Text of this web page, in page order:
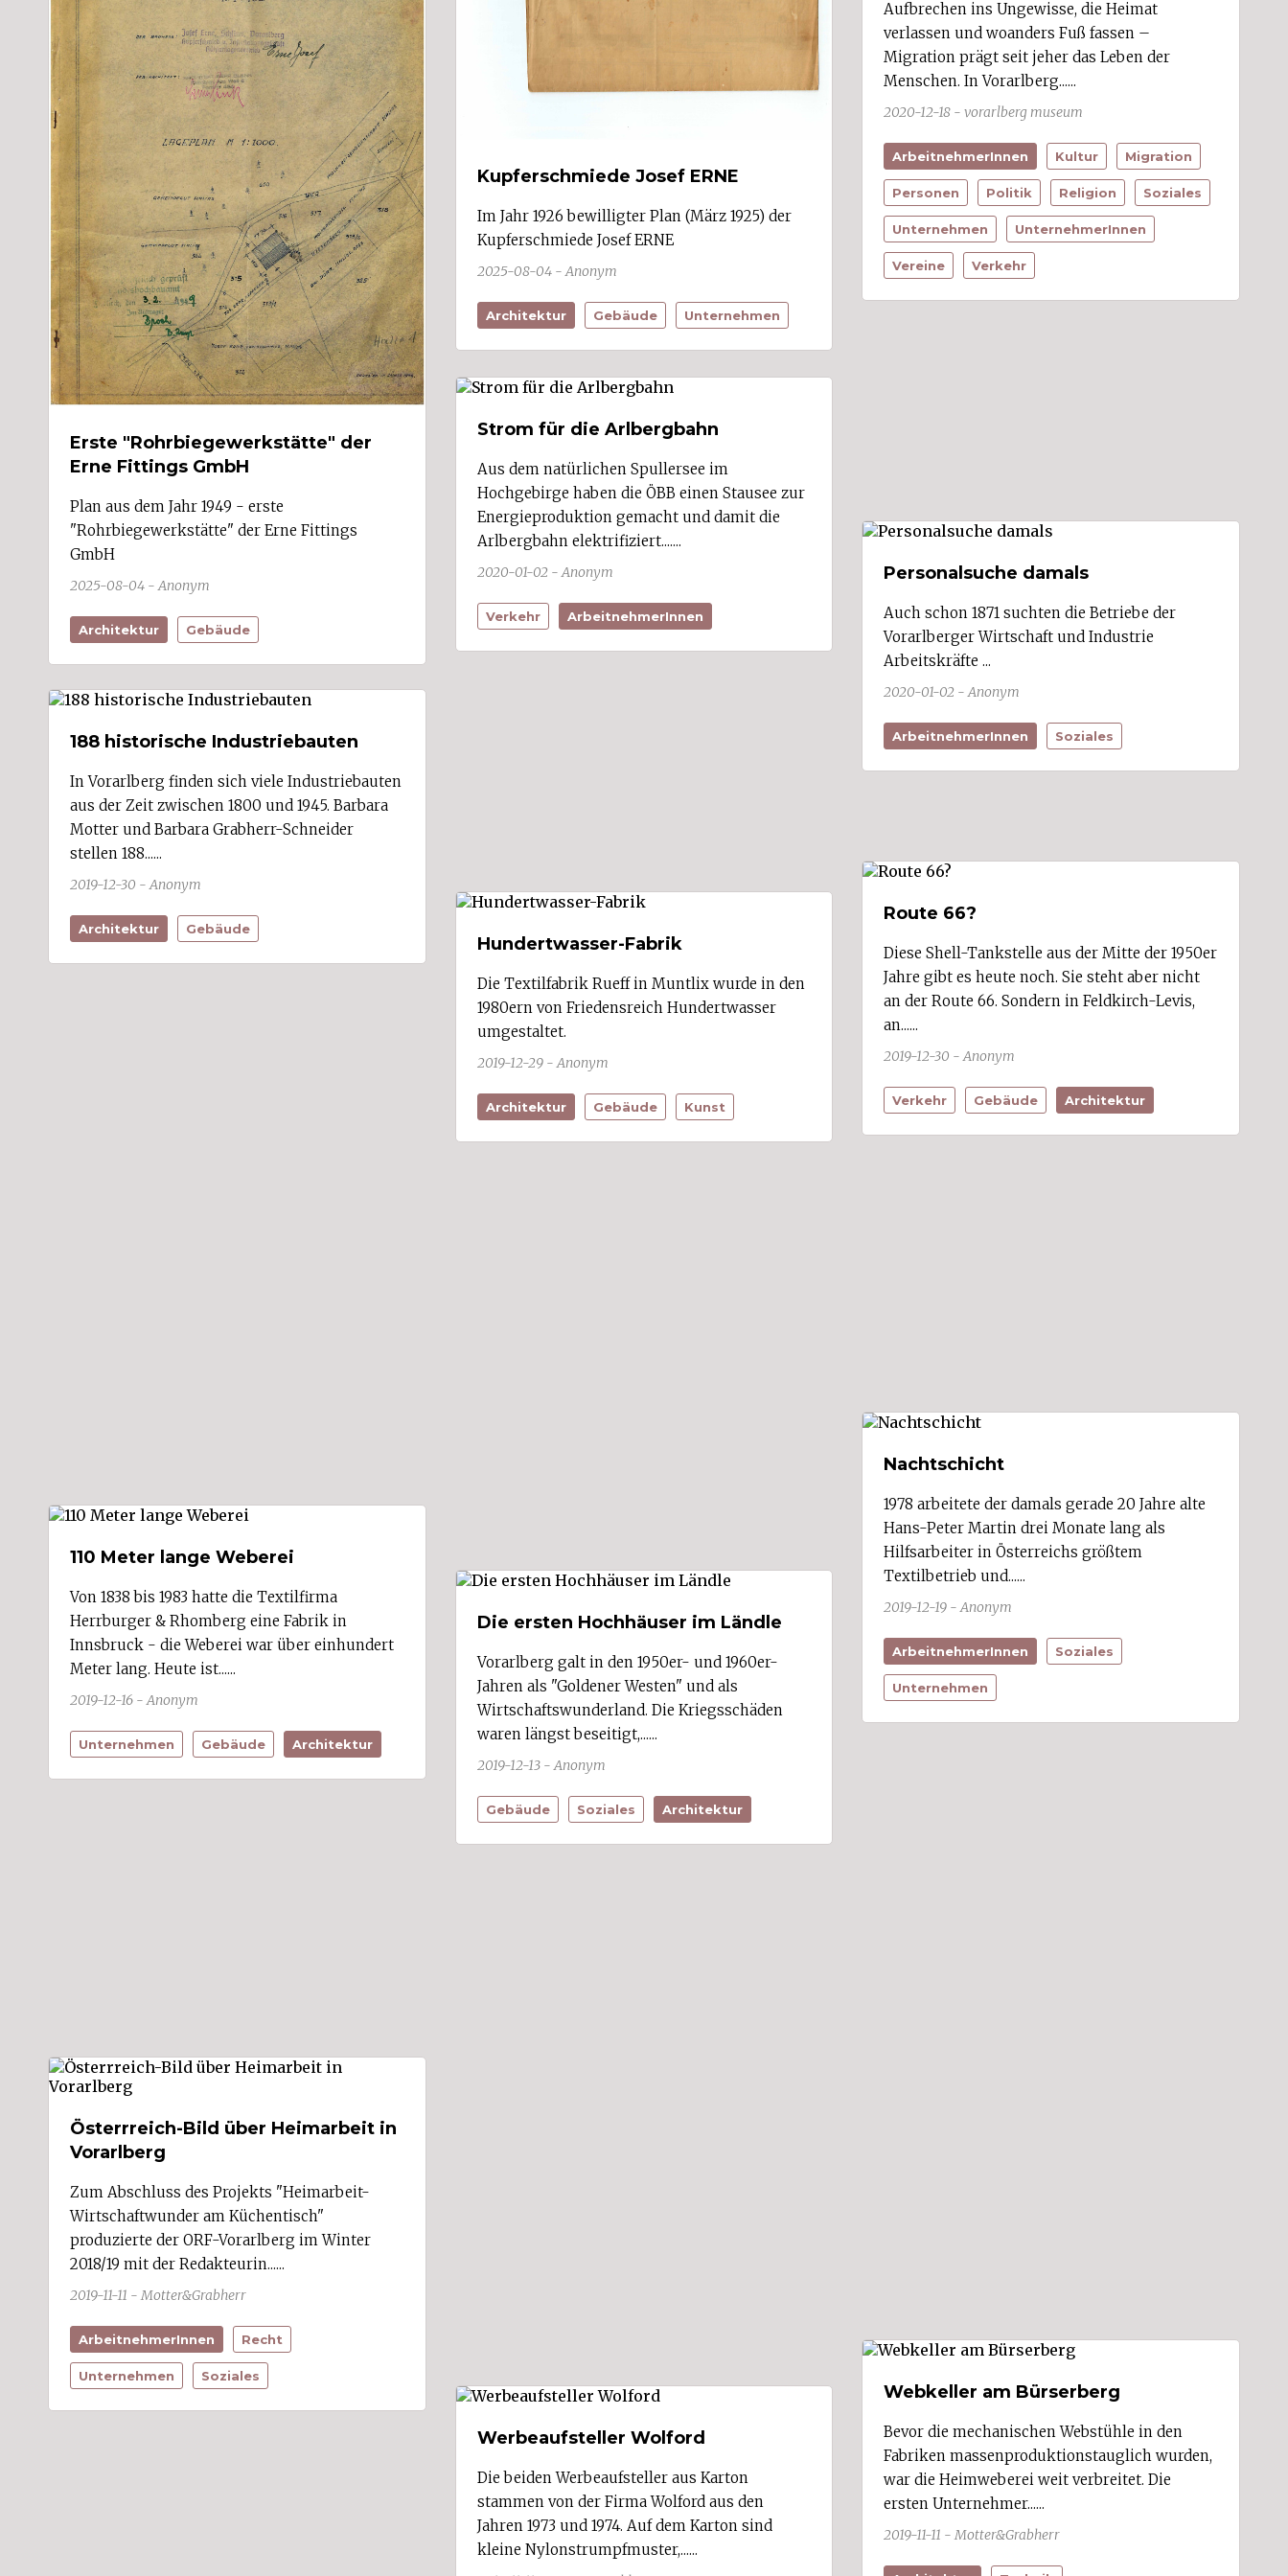
Finanzen/Versicherungen
Gastgewerbe/Fremdenverkehr (1)
Gesundheit/Körperpflege (2)
Glas (1)
Grafik/Werbung (2)
Handel (2)
Handwerk (2)
Haushalt
Holzverarbeitung
Kunst/Kultur
Kunststoff/Chemie
Land- und Forstwirtschaft (1)
Metall/Elektro/Elektronik (6)
Musik/Unterhaltung
Nahrungs- und Genussmittel (11)
öffentlicher Dienst
Papier/Bürobedarf
Politik (5)
Religion
Soziales (1)
Sport/Freizeit (3)
Stickerei (6)
Verkehr/Transport (5)
Wirtschaftsdienste (4)
Arlbergregion (5)
Brandnertal (6)
Bregenzerwald (14)
Kleinwalsertal (9)
Laternsertal (5)
Leiblachtal (8)
Montafon (17)
Rheintal (154)
Walgau (53)
Alberschwende (1)
Altach (1)
Andelsbuch (1)
Bartholomäberg (2)
Bezau (1)
Bludenz (14)
Bludesch (4)
Brand (1)
Innerbraz
Kennelbach (3)
Klösterle
Krumbach
Langen bei Bregenz
Langenegg
Laterns
Lauterach (4)
Lech (1)
Lingenau
Lochau (2)
Lorüns (1)
Sankt Anton im Montafon
Sankt Gallenkirch
Sankt Gerold
Satteins (2)
Schlins (3)
Schnepfau
Schoppernau
Schröcken
Schruns (4)
Schwarzach (3)
Schwarzenberg
Sibratsgfäll
Silbertal
Sonntag
Stallehr (1)
Sulz (1)
Sulzberg (1)
Erste "Rohrbiegewerkstätte" der
Erne Fittings GmbH
Plan aus dem Jahr 1949 - erste
"Rohrbiegewerkstätte" der Erne Fittings
GmbH
2025-08-04 - Anonym
Architektur Gebäude
Kupferschmiede Josef ERNE
Im Jahr 1926 bewilligter Plan (März 1925) der
Kupferschmiede Josef ERNE
2025-08-04 - Anonym
Architektur Gebäude Unternehmen
Aufbrechen ins Ungewisse, die Heimat
verlassen und woanders Fuß fassen –
Migration prägt seit jeher das Leben der
Menschen. In Vorarlberg......
2020-12-18 - vorarlberg museum
ArbeitnehmerInnen Kultur Migration
Personen Politik Religion Soziales
Unternehmen UnternehmerInnen
Vereine Verkehr
Strom für die Arlbergbahn
Aus dem natürlichen Spullersee im
Hochgebirge haben die ÖBB einen Stausee zur
Energieproduktion gemacht und damit die
Arlbergbahn elektrifiziert.......
2020-01-02 - Anonym
Verkehr ArbeitnehmerInnen
Personalsuche damals
Auch schon 1871 suchten die Betriebe der
Vorarlberger Wirtschaft und Industrie
Arbeitskräfte ...
2020-01-02 - Anonym
ArbeitnehmerInnen Soziales
188 historische Industriebauten
In Vorarlberg finden sich viele Industriebauten
aus der Zeit zwischen 1800 und 1945. Barbara
Motter und Barbara Grabherr-Schneider
stellen 188......
2019-12-30 - Anonym
Architektur Gebäude
Route 66?
Diese Shell-Tankstelle aus der Mitte der 1950er
Jahre gibt es heute noch. Sie steht aber nicht
an der Route 66. Sondern in Feldkirch-Levis,
an......
2019-12-30 - Anonym
Verkehr Gebäude Architektur
Hundertwasser-Fabrik
Die Textilfabrik Rueff in Muntlix wurde in den
1980ern von Friedensreich Hundertwasser
umgestaltet.
2019-12-29 - Anonym
Architektur Gebäude Kunst
Nachtschicht
1978 arbeitete der damals gerade 20 Jahre alte
Hans-Peter Martin drei Monate lang als
Hilfsarbeiter in Österreichs größtem
Textilbetrieb und......
2019-12-19 - Anonym
ArbeitnehmerInnen Soziales
Unternehmen
110 Meter lange Weberei
Von 1838 bis 1983 hatte die Textilfirma
Herrburger & Rhomberg eine Fabrik in
Innsbruck - die Weberei war über einhundert
Meter lang. Heute ist......
2019-12-16 - Anonym
Unternehmen Gebäude Architektur
Die ersten Hochhäuser im Ländle
Vorarlberg galt in den 1950er- und 1960er-
Jahren als "Goldener Westen" und als
Wirtschaftswunderland. Die Kriegsschäden
waren längst beseitigt,......
2019-12-13 - Anonym
Gebäude Soziales Architektur
Österrreich-Bild über Heimarbeit in
Vorarlberg
Zum Abschluss des Projekts "Heimarbeit-
Wirtschaftwunder am Küchentisch"
produzierte der ORF-Vorarlberg im Winter
2018/19 mit der Redakteurin......
2019-11-11 - Motter&Grabherr
ArbeitnehmerInnen Recht
Unternehmen Soziales
Webkeller am Bürserberg
Bevor die mechanischen Webstühle in den
Fabriken massenproduktionstauglich wurden,
war die Heimweberei weit verbreitet. Die
ersten Unternehmer......
2019-11-11 - Motter&Grabherr
Werbeaufsteller Wolford
Die beiden Werbeaufsteller aus Karton
stammen von der Firma Wolford aus den
Jahren 1973 und 1974. Auf dem Karton sind
kleine Nylonstrumpfmuster,......